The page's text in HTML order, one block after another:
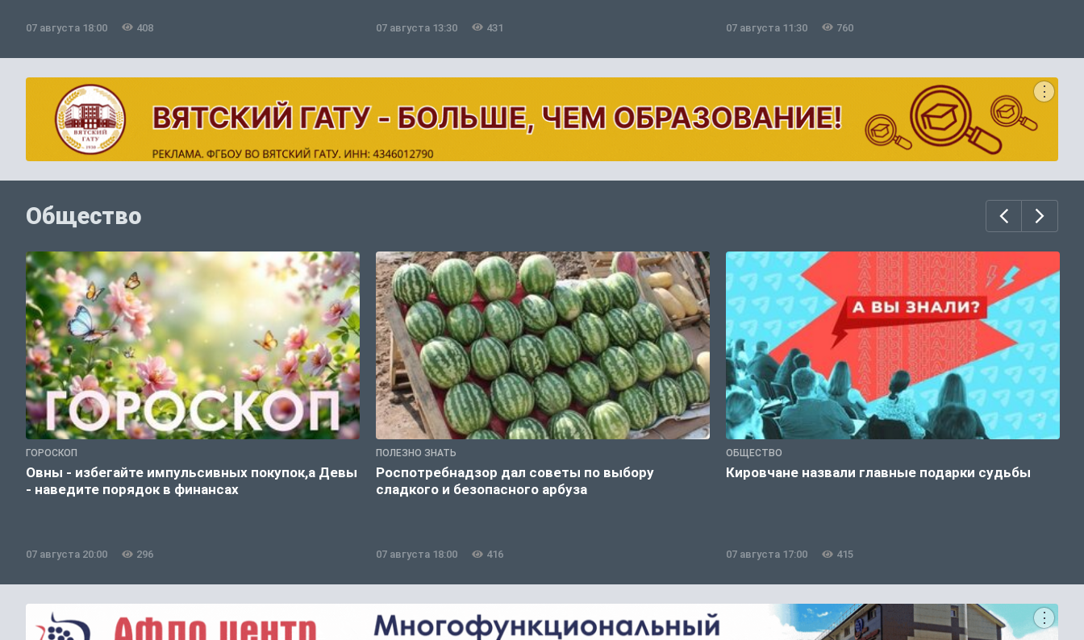
07 августа 18:00 408 07 августа 13:30 431 07 августа 11:30 760
Общество
ГОРОСКОП
Овны - избегайте импульсивных покупок,а Девы
- наведите порядок в финансах
07 августа 20:00 296
ПОЛЕЗНО ЗНАТЬ
Роспотребнадзор дал советы по выбору
сладкого и безопасного арбуза
07 августа 18:00 416
ОБЩЕСТВО
Кировчане назвали главные подарки судьбы
07 августа 17:00 415